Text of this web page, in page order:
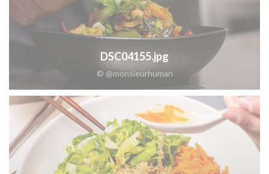
DSC04155.jpg
© @monsieurhuman